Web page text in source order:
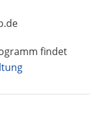
findet